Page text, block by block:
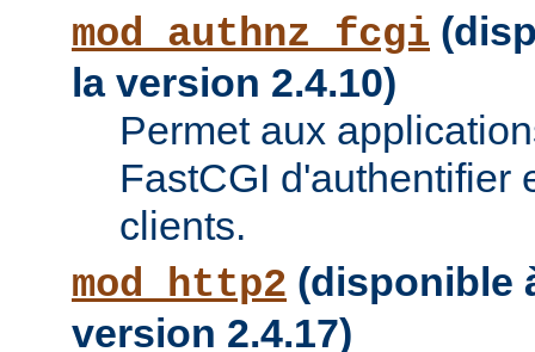
mod_authnz_fcgi
la version 2.4.10)
Permet aux
FastCGI d'authentifier
clients.
mod_http2 (disponible
version 2.4.17)